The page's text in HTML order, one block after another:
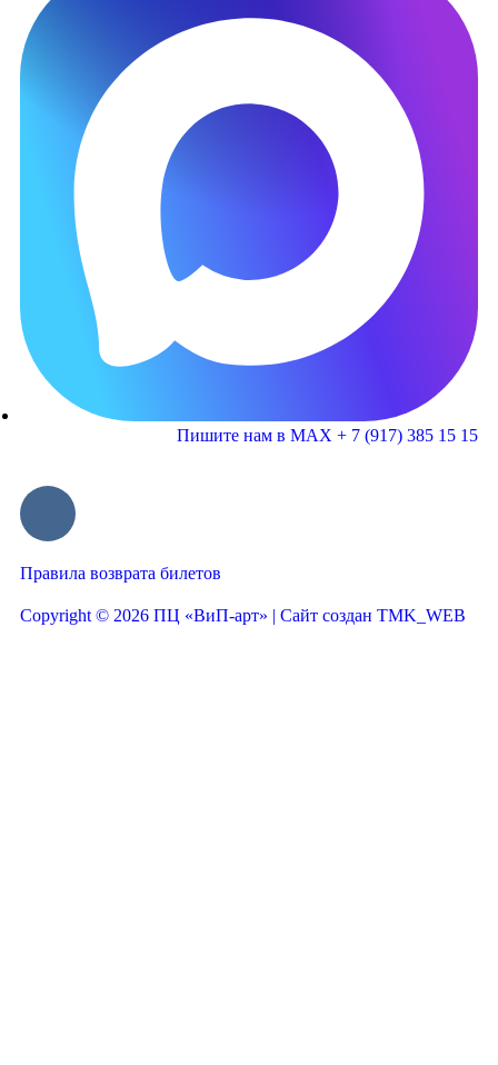
Пишите нам в MAX + 7 (917) 385 15 15
Правила возврата билетов
Copyright © 2026 ПЦ «ВиП-арт» | Сайт создан TMK_WEB